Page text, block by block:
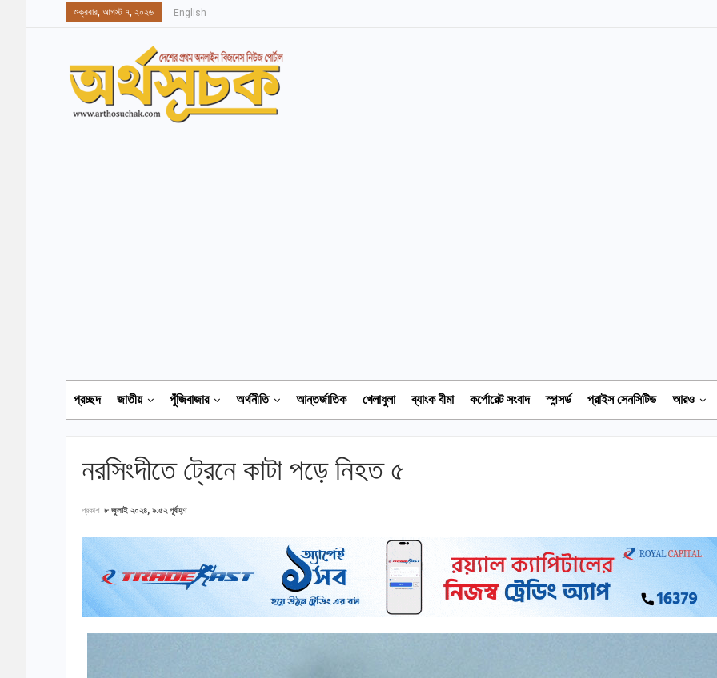
শুক্রবার, আগস্ট ৭, ২০২৬ English
প্রচ্ছদ জাতীয় পুঁজিবাজার অর্থনীতি আন্তর্জাতিক খেলাধুলা ব্যাংক বীমা কর্পোরেট সংবাদ স্পন্সর্ড প্রাইস সেনসিটিভ আরও
নরসিংদীতে ট্রেনে কাটা পড়ে নিহত ৫
প্রকাশ ৮ জুলাই ২০২৪, ৯:৫২ পূর্বাহ্ণ